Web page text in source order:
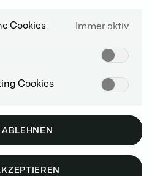
KAUFEN
Cookies Immer aktiv
Cookies